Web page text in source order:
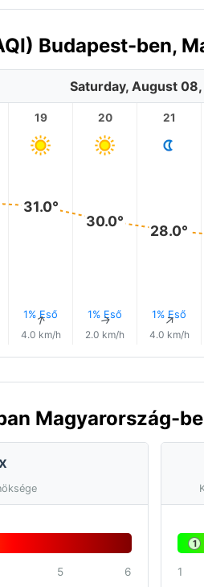
Budapest-ben,
Saturday, August
19
31.0°
1% Eső
↑
4.0 km/h
20
30.0°
1% Eső
↑
2.0 km/h
21
28.0°
1% Eső
↑
4.0 km/h
Magyarország-
5 6
1
1